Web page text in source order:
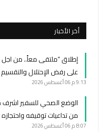
أخر الأخبار
إطلاق “ملتقى معاً.. من اجل
على رفض الإحتلال والتقسيم
9:13 م 06 أغسطس 2026
الوضع الصحي للسفير اشرف
من تداعيات توقيفه واحتجازه
8:07 م 06 أغسطس 2026